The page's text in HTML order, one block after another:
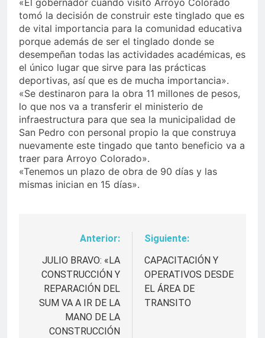
«El gobernador cuando visitó Arroyo Colorado
tomó la decisión de construir este tinglado que es
de vital importancia para la comunidad educativa
porque además de ser el tinglado donde se
desempeñan todas las actividades académicas, es
el único lugar que sirve para las prácticas
deportivas, así que es de mucha importancia».
«Se destinaron para la obra 11 millones de pesos,
lo que nos va a transferir el ministerio de
infraestructura para que sea la municipalidad de
San Pedro con personal propio la que construya
nuevamente este tingado que tanto beneficio va a
traer para Arroyo Colorado».
«Tenemos un plazo de obra de 90 días y las
mismas inician en 15 días».
Navegación
de
entradas
Anterior:
JULIO BRAVO: «LA
CONSTRUCCIÓN Y
REPARACIÓN DEL
SUM VA A IR DE LA
MANO DE LA
CONSTRUCCIÓN
Siguiente:
CAPACITACIÓN Y
OPERATIVOS DESDE
EL ÁREA DE
TRANSITO